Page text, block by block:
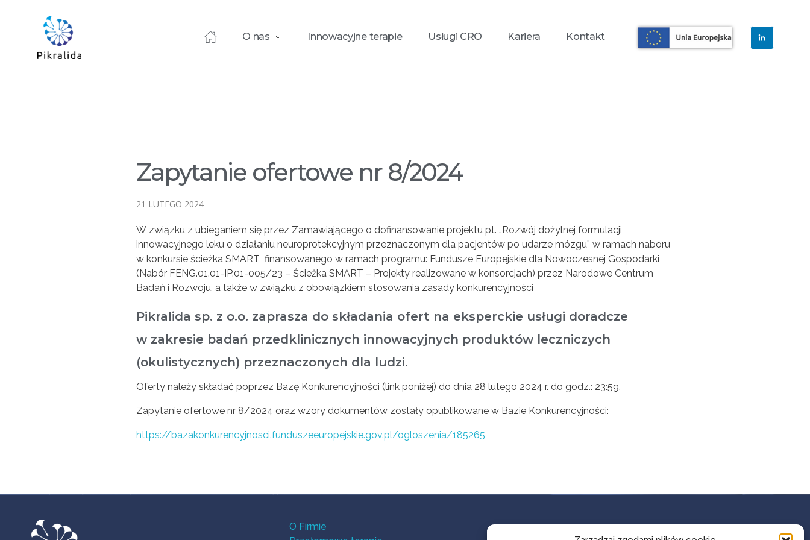
O nas Innowacyjne terapie Usługi CRO Kariera Kontakt
Home Blog Zapytanie ofertowe nr 8/2...
Zapytanie ofertowe nr 8/2024
21 LUTEGO 2024
W związku z ubieganiem się przez Zamawiającego o dofinansowanie projektu pt. „Rozwój dożylnej formulacji
innowacyjnego leku o działaniu neuroprotekcyjnym przeznaczonym dla pacjentów po udarze mózgu” w ramach naboru
w konkursie ścieżka SMART finansowanego w ramach programu: Fundusze Europejskie dla Nowoczesnej Gospodarki
(Nabór FENG.01.01-IP.01-005/23 – Ścieżka SMART – Projekty realizowane w konsorcjach) przez Narodowe Centrum
Badań i Rozwoju, a także w związku z obowiązkiem stosowania zasady konkurencyjności
Pikralida sp. z o.o. zaprasza do składania ofert na eksperckie usługi doradcze
w zakresie badań przedklinicznych innowacyjnych produktów leczniczych
(okulistycznych) przeznaczonych dla ludzi.
Oferty należy składać poprzez Bazę Konkurencyjności (link poniżej) do dnia 28 lutego 2024 r. do godz.: 23:59.
Zapytanie ofertowe nr 8/2024 oraz wzory dokumentów zostały opublikowane w Bazie Konkurencyjności:
https://bazakonkurencyjnosci.funduszeeuropejskie.gov.pl/ogloszenia/185265
O Firmie
KONTAKT